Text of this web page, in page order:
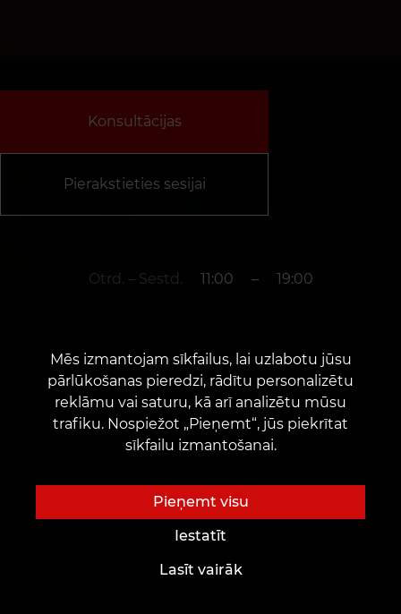
Pilsēta Jelgava
Katoļu iela 8
Atklāšanas datums: 2023. gada 21. jūlijs
Konsultācijas
Pierakstieties sesijai
Otrd. – Sestd. 11:00 – 19:00
Mēs izmantojam sīkfailus, lai uzlabotu jūsu
pārlūkošanas pieredzi, rādītu personalizētu
reklāmu vai saturu, kā arī analizētu mūsu
trafiku. Nospiežot „Pieņemt“, jūs piekrītat
sīkfailu izmantošanai.
Pieņemt visu
Iestatīt
Lasīt vairāk